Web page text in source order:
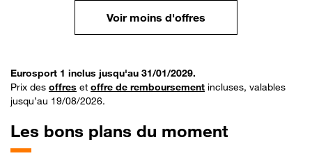
Voir moins d'offres
Eurosport 1 inclus jusqu'au 31/01/2029.
Prix des offres et offre de remboursement incluses, valables
jusqu’au 19/08/2026.
Les bons plans du moment